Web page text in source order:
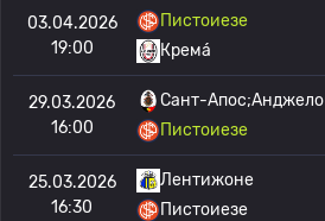
03.04.2026
19:00
Пистоиезе
Кремá
29.03.2026
16:00
Сант-Апос;Анджело
Пистоиезе
25.03.2026
16:30
Лентижоне
Пистоиезе